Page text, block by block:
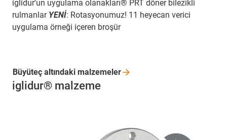
iglidur'un uygulama olanakları® PRT döner bilezikli
rulmanlar YENİ: Rotasyonumuz! 11 heyecan verici
uygulama örneği içeren broşür
iglidur® malzeme
Büyüteç altındaki malzemeler